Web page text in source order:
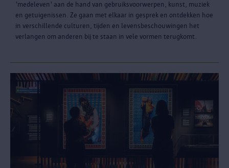
'medeleven' aan de hand van gebruiksvoorwerpen, kunst, muziek
en getuigenissen. Ze gaan met elkaar in gesprek en ontdekken hoe
in verschillende culturen, tijden en levensbeschouwingen het
verlangen om anderen bij te staan in vele vormen terugkomt.